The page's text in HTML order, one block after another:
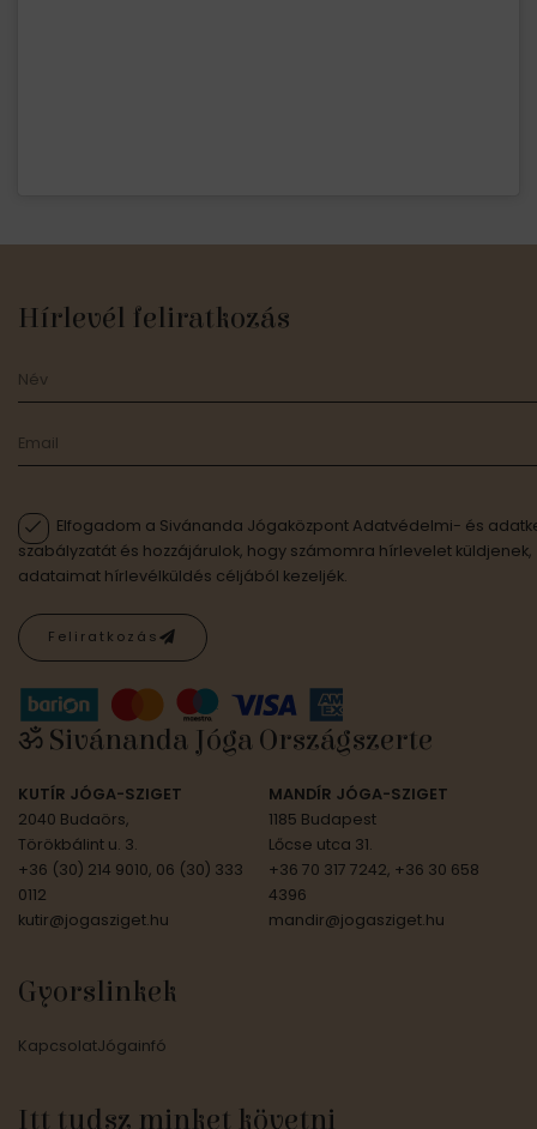
Elfogadom a Sivánanda Jógaközpont Adatvédelmi- és
szabályzatát és hozzájárulok, hogy számomra hírlevelet küldjenek,
Feliratkozás
ॐ Sivánanda Jóga Országszerte
KUTÍR JÓGA-SZIGET
2040 Budaörs,
Törökbálint u. 3.
+36 (30) 214 9010, 06 (30) 333
0112
kutir@jogasziget.hu
MANDÍR JÓGA-SZIGET
1185 Budapest
Lőcse utca 31.
+36 70 317 7242, +36 30 658
4396
mandir@jogasziget.hu
Gyorslinkek